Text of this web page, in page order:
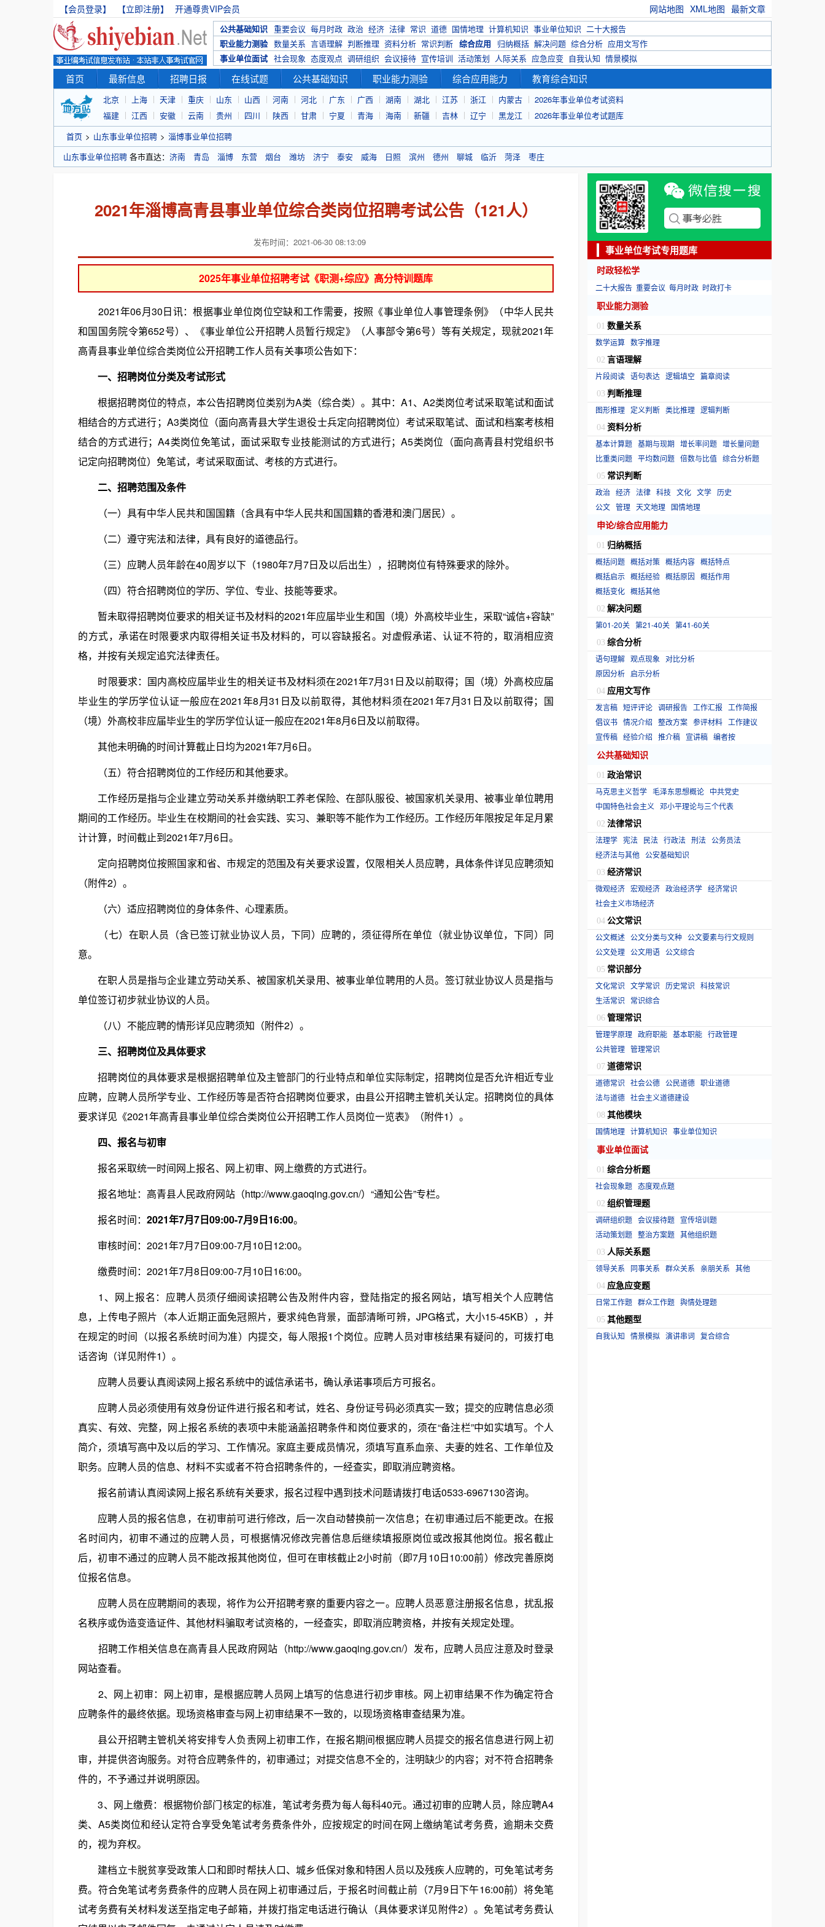
【会员登录】 【立即注册】 开通尊贵VIP会员 网站地图 XML地图 最新文章
公共基础知识 重要会议 每月时政 政治 经济 法律 常识 道德 国情地理 计算机知识 事业单位知识 二十大报告
职业能力测验 数量关系 言语理解 判断推理 资料分析 常识判断 综合应用 归纳概括 解决问题 综合分析 应用文写作
事业单位面试 社会现象 态度观点 调研组织 会议接待 宣传培训 活动策划 人际关系 应急应变 自我认知 情景模拟
首页 最新信息 招聘日报 在线试题 公共基础知识 职业能力测验 综合应用能力 教育综合知识
北京 上海 天津 重庆 山东 山西 河南 河北 广东 广西 湖南 湖北 江苏 浙江 内蒙古
2026年事业单位考试资料
福建
江西 安徽 云南 贵州 四川 陕西 甘肃 宁夏 青海 海南 新疆 吉林 辽宁 黑龙江
2026年事业单位考试题库
首页 > 山东事业单位招聘 > 淄博事业单位招聘
山东事业单位招聘 各市直达： 济南 青岛 淄博 东营 烟台 潍坊 济宁 泰安 威海 日照 滨州 德州 聊城 临沂 菏泽 枣庄
2021年淄博高青县事业单位综合类岗位招聘考试公告（121人）
发布时间：2021-06-30 08:13:09
2025年事业单位招聘考试《职测+综应》高分特训题库
2021年06月30日讯：根据事业单位岗位空缺和工作需要，按照《事业单位人事管理条例》（中华人民共
和国国务院令第652号）、《事业单位公开招聘人员暂行规定》（人事部令第6号）等有关规定，现就2021年
高青县事业单位综合类岗位公开招聘工作人员有关事项公告如下：
一、招聘岗位分类及考试形式
根据招聘岗位的特点，本公告招聘岗位类别为A类（综合类）。其中：A1、A2类岗位考试采取笔试和面试
相结合的方式进行；A3类岗位（面向高青县大学生退役士兵定向招聘岗位）考试采取笔试、面试和档案考核相
结合的方式进行；A4类岗位免笔试，面试采取专业技能测试的方式进行；A5类岗位（面向高青县村党组织书
记定向招聘岗位）免笔试，考试采取面试、考核的方式进行。
二、招聘范围及条件
（一）具有中华人民共和国国籍（含具有中华人民共和国国籍的香港和澳门居民）。
（二）遵守宪法和法律，具有良好的道德品行。
（三）应聘人员年龄在40周岁以下（1980年7月7日及以后出生），招聘岗位有特殊要求的除外。
（四）符合招聘岗位的学历、学位、专业、技能等要求。
暂未取得招聘岗位要求的相关证书及材料的2021年应届毕业生和国（境）外高校毕业生，采取“诚信+容缺”
的方式，承诺在时限要求内取得相关证书及材料的，可以容缺报名。对虚假承诺、认证不符的，取消相应资
格，并按有关规定追究法律责任。
时限要求：国内高校应届毕业生的相关证书及材料须在2021年7月31日及以前取得；国（境）外高校应届
毕业生的学历学位认证一般应在2021年8月31日及以前取得，其他材料须在2021年7月31日及以前取得；国
（境）外高校非应届毕业生的学历学位认证一般应在2021年8月6日及以前取得。
其他未明确的时间计算截止日均为2021年7月6日。
（五）符合招聘岗位的工作经历和其他要求。
工作经历是指与企业建立劳动关系并缴纳职工养老保险、在部队服役、被国家机关录用、被事业单位聘用
期间的工作经历。毕业生在校期间的社会实践、实习、兼职等不能作为工作经历。工作经历年限按足年足月累
计计算，时间截止到2021年7月6日。
定向招聘岗位按照国家和省、市规定的范围及有关要求设置，仅限相关人员应聘，具体条件详见应聘须知
（附件2）。
（六）适应招聘岗位的身体条件、心理素质。
（七）在职人员（含已签订就业协议人员，下同）应聘的，须征得所在单位（就业协议单位，下同）同
意。
在职人员是指与企业建立劳动关系、被国家机关录用、被事业单位聘用的人员。签订就业协议人员是指与
单位签订初步就业协议的人员。
（八）不能应聘的情形详见应聘须知（附件2）。
三、招聘岗位及具体要求
招聘岗位的具体要求是根据招聘单位及主管部门的行业特点和单位实际制定，招聘岗位是否允许相近专业
应聘，应聘人员所学专业、工作经历等是否符合招聘岗位要求，由县公开招聘主管机关认定。招聘岗位的具体
要求详见《2021年高青县事业单位综合类岗位公开招聘工作人员岗位一览表》（附件1）。
四、报名与初审
报名采取统一时间网上报名、网上初审、网上缴费的方式进行。
报名地址：高青县人民政府网站（http://www.gaoqing.gov.cn/）“通知公告”专栏。
报名时间： 2021年7月7日09:00-7月9日16:00。
审核时间：2021年7月7日09:00-7月10日12:00。
缴费时间：2021年7月8日09:00-7月10日16:00。
1、网上报名：应聘人员须仔细阅读招聘公告及附件内容，登陆指定的报名网站，填写相关个人应聘信
息，上传电子照片（本人近期正面免冠照片，要求纯色背景，面部清晰可辨，JPG格式，大小15-45KB），并
在规定的时间（以报名系统时间为准）内提交，每人限报1个岗位。应聘人员对审核结果有疑问的，可拨打电
话咨询（详见附件1）。
应聘人员要认真阅读网上报名系统中的诚信承诺书，确认承诺事项后方可报名。
应聘人员必须使用有效身份证件进行报名和考试，姓名、身份证号码必须真实一致；提交的应聘信息必须
真实、有效、完整，网上报名系统的表项中未能涵盖招聘条件和岗位要求的，须在“备注栏”中如实填写。个人
简介，须填写高中及以后的学习、工作情况。家庭主要成员情况，须填写直系血亲、夫妻的姓名、工作单位及
职务。应聘人员的信息、材料不实或者不符合招聘条件的，一经查实，即取消应聘资格。
报名前请认真阅读网上报名系统有关要求，报名过程中遇到技术问题请拨打电话0533-6967130咨询。
应聘人员的报名信息，在初审前可进行修改，后一次自动替换前一次信息；在初审通过后不能更改。在报
名时间内，初审不通过的应聘人员，可根据情况修改完善信息后继续填报原岗位或改报其他岗位。报名截止
后，初审不通过的应聘人员不能改报其他岗位，但可在审核截止2小时前（即7月10日10:00前）修改完善原岗
位报名信息。
应聘人员在应聘期间的表现，将作为公开招聘考察的重要内容之一。应聘人员恶意注册报名信息，扰乱报
名秩序或伪造变造证件、其他材料骗取考试资格的，一经查实，即取消应聘资格，并按有关规定处理。
招聘工作相关信息在高青县人民政府网站（http://www.gaoqing.gov.cn/）发布，应聘人员应注意及时登录
网站查看。
2、网上初审：网上初审，是根据应聘人员网上填写的信息进行初步审核。网上初审结果不作为确定符合
应聘条件的最终依据。现场资格审查与网上初审结果不一致的，以现场资格审查结果为准。
县公开招聘主管机关将安排专人负责网上初审工作，在报名期间根据应聘人员提交的报名信息进行网上初
审，并提供咨询服务。对符合应聘条件的，初审通过；对提交信息不全的，注明缺少的内容；对不符合招聘条
件的，不予通过并说明原因。
3、网上缴费：根据物价部门核定的标准，笔试考务费为每人每科40元。通过初审的应聘人员，除应聘A4
类、A5类岗位和经认定符合享受免笔试考务费条件外，应按规定的时间在网上缴纳笔试考务费，逾期未交费
的，视为弃权。
建档立卡脱贫享受政策人口和即时帮扶人口、城乡低保对象和特困人员以及残疾人应聘的，可免笔试考务
费。符合免笔试考务费条件的应聘人员在网上初审通过后，于报名时间截止前（7月9日下午16:00前）将免笔
试考务费有关材料发送至指定电子邮箱，并拨打指定电话进行确认（具体要求详见附件2）。免笔试考务费认
事业单位考试专用题库
时政轻松学
二十大报告 重要会议 每月时政 时政打卡
职业能力测验
01 数量关系
数学运算 数字推理
02 言语理解
片段阅读 语句表达 逻辑填空 篇章阅读
03 判断推理
图形推理 定义判断 类比推理 逻辑判断
04 资料分析
基本计算题 基期与现期 增长率问题 增长量问题
比重类问题 平均数问题 倍数与比值 综合分析题
05 常识判断
政治 经济 法律 科技 文化 文学 历史
公文 管理 天文地理 国情地理
申论/综合应用能力
01 归纳概括
概括问题 概括对策 概括内容 概括特点
概括启示 概括经验 概括原因 概括作用
概括变化 概括其他
02 解决问题
第01-20关 第21-40关 第41-60关
03 综合分析
语句理解 观点现象 对比分析
原因分析 启示分析
04 应用文写作
发言稿 短评评论 调研报告 工作汇报
工作简报
倡议书 情况介绍 整改方案 参评材料 工作建议
宣传稿 经验介绍 推介稿 宣讲稿 编者按
公共基础知识
01 政治常识
马克思主义哲学 毛泽东思想概论 中共党史
中国特色社会主义 邓小平理论与三个代表
02 法律常识
法理学 宪法 民法 行政法 刑法 公务员法
经济法与其他 公安基础知识
03 经济常识
微观经济 宏观经济 政治经济学 经济常识
社会主义市场经济
04 公文常识
公文概述 公文分类与文种 公文要素与行文规则
公文处理 公文用语 公文综合
05 常识部分
文化常识 文学常识 历史常识 科技常识
生活常识
常识综合
06 管理常识
管理学原理 政府职能 基本职能 行政管理
公共管理 管理常识
07 道德常识
道德常识 社会公德 公民道德 职业道德
法与道德 社会主义道德建设
08 其他模块
国情地理 计算机知识 事业单位知识
事业单位面试
01 综合分析题
社会现象题 态度观点题
02 组织管理题
调研组织题 会议接待题 宣传培训题
活动策划题 整治方案题 其他组织题
03 人际关系题
领导关系 同事关系 群众关系 亲朋关系 其他
04 应急应变题
日常工作题 群众工作题 舆情处理题
05 其他题型
自我认知 情景模拟 演讲串词 复合综合